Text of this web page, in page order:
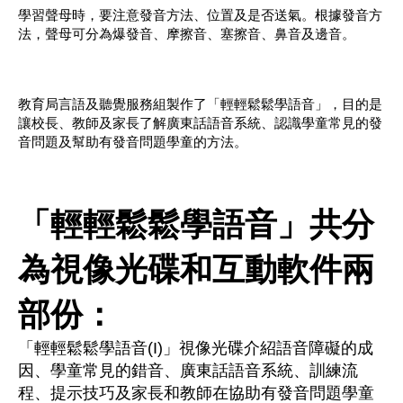
學習聲母時，要注意發音方法、位置及是否送氣。根據發音方
法，聲母可分為爆發音、摩擦音、塞擦音、鼻音及邊音。
教育局言語及聽覺服務組製作了「輕輕鬆鬆學語音」，目的是
讓校長、教師及家長了解廣東話語音系統、認識學童常見的發
音問題及幫助有發音問題學童的方法。
「輕輕鬆鬆學語音」共分
為視像光碟和互動軟件兩
部份：
「輕輕鬆鬆學語音(I)」視像光碟介紹語音障礙的成
因、學童常見的錯音、廣東話語音系統、訓練流
程、提示技巧及家長和教師在協助有發音問題學童